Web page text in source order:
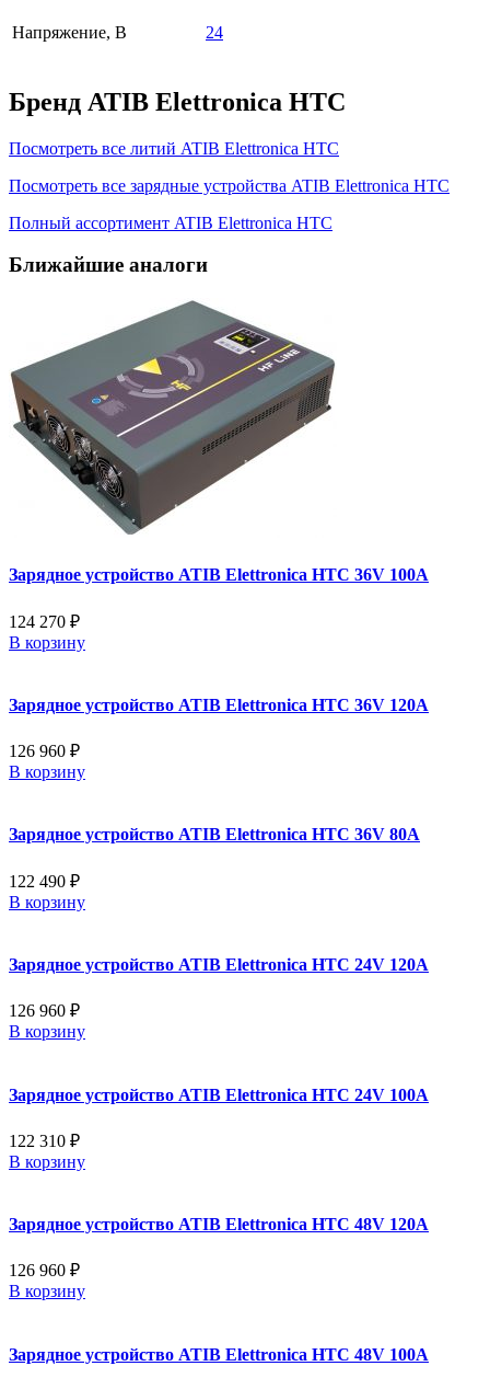
Напряжение, В 24
Бренд ATIB Elettronica HTC
Посмотреть все литий ATIB Elettronica HTC
Посмотреть все зарядные устройства ATIB Elettronica HTC
Полный ассортимент ATIB Elettronica HTC
Ближайшие аналоги
Зарядное устройство ATIB Elettronica HTC 36V 100A
124 270 ₽
В корзину
Зарядное устройство ATIB Elettronica HTC 36V 120A
126 960 ₽
В корзину
Зарядное устройство ATIB Elettronica HTC 36V 80A
122 490 ₽
В корзину
Зарядное устройство ATIB Elettronica HTC 24V 120A
126 960 ₽
В корзину
Зарядное устройство ATIB Elettronica HTC 24V 100A
122 310 ₽
В корзину
Зарядное устройство ATIB Elettronica HTC 48V 120A
126 960 ₽
В корзину
Зарядное устройство ATIB Elettronica HTC 48V 100A